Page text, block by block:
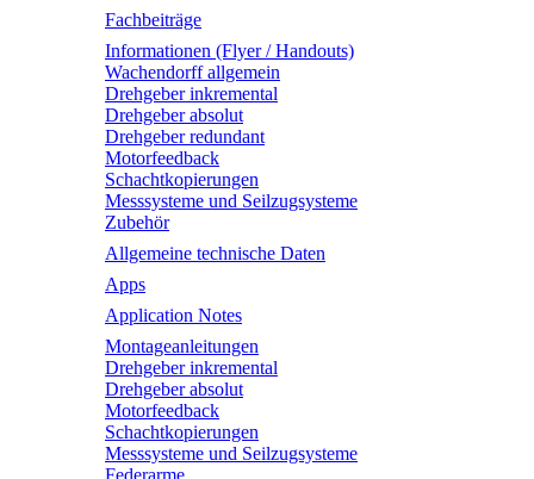
Fachbeiträge
Informationen (Flyer / Handouts)
Wachendorff allgemein
Drehgeber inkremental
Drehgeber absolut
Drehgeber redundant
Motorfeedback
Schachtkopierungen
Messsysteme und Seilzugsysteme
Zubehör
Allgemeine technische Daten
Apps
Application Notes
Montageanleitungen
Drehgeber inkremental
Drehgeber absolut
Motorfeedback
Schachtkopierungen
Messsysteme und Seilzugsysteme
Federarme